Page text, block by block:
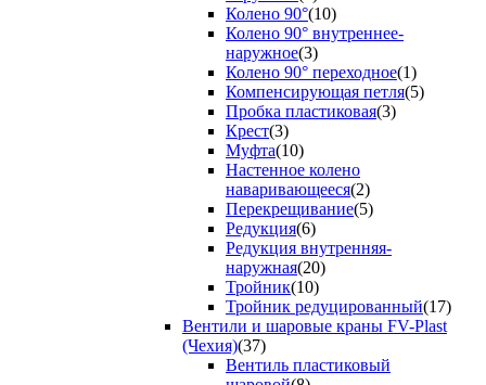
Колено 90°(10)
Колено 90° внутреннее-
наружное(3)
Колено 90° переходное(1)
Компенсирующая петля(5)
Пробка пластиковая(3)
Крест(3)
Муфта(10)
Настенное колено
наваривающееся(2)
Перекрещивание(5)
Редукция(6)
Редукция внутренняя-
наружная(20)
Тройник(10)
Тройник редуцированный(17)
Вентили и шаровые краны FV-Plast
(Чехия)(37)
Вентиль пластиковый